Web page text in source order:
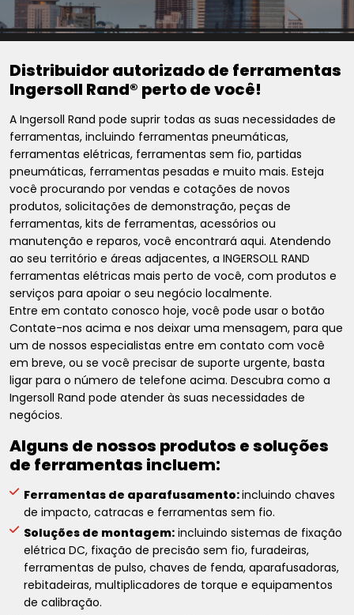
Distribuidor autorizado de ferramentas
Ingersoll Rand® perto de você!
A Ingersoll Rand pode suprir todas as suas necessidades de
ferramentas, incluindo ferramentas pneumáticas,
ferramentas elétricas, ferramentas sem fio, partidas
pneumáticas, ferramentas pesadas e muito mais. Esteja
você procurando por vendas e cotações de novos
produtos, solicitações de demonstração, peças de
ferramentas, kits de ferramentas, acessórios ou
manutenção e reparos, você encontrará aqui. Atendendo
ao seu território e áreas adjacentes, a INGERSOLL RAND
ferramentas elétricas mais perto de você, com produtos e
serviços para apoiar o seu negócio localmente.
Entre em contato conosco hoje, você pode usar o botão
Contate-nos acima e nos deixar uma mensagem, para que
um de nossos especialistas entre em contato com você
em breve, ou se você precisar de suporte urgente, basta
ligar para o número de telefone acima. Descubra como a
Ingersoll Rand pode atender às suas necessidades de
negócios.
Alguns de nossos produtos e soluções
de ferramentas incluem:
Ferramentas de aparafusamento:incluindo chaves
de impacto, catracas e ferramentas sem fio.
Soluções de montagem: incluindo sistemas de fixação
elétrica DC, fixação de precisão sem fio, furadeiras,
ferramentas de pulso, chaves de fenda, aparafusadoras,
rebitadeiras, multiplicadores de torque e equipamentos
de calibração.